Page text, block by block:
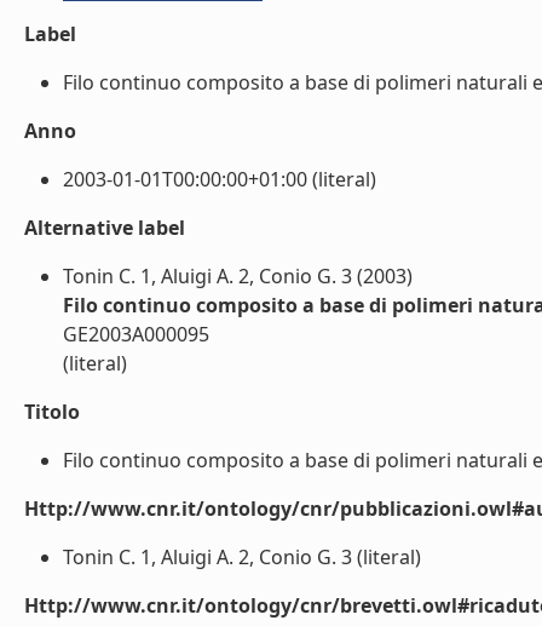
Label
Filo continuo composito a base di polimeri naturali
Anno
2003-01-01T00:00:00+01:00 (literal)
Alternative label
Tonin C. 1, Aluigi A. 2, Conio G. 3 (2003)
Filo continuo composito a base di polimeri
GE2003A000095
(literal)
Titolo
Filo continuo composito a base di polimeri naturali
Http://www.cnr.it/ontology/cnr/
Tonin C. 1, Aluigi A. 2, Conio G. 3 (literal)
Http://www.cnr.it/ontology/cnr/